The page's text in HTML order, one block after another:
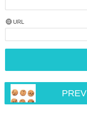
URL
PREV